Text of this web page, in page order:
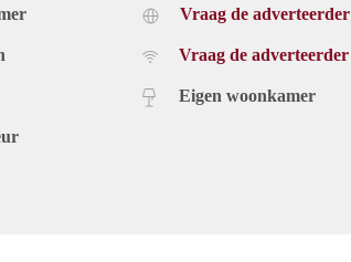
Vraag de adverteerder
Vraag de adverteerder
Eigen woonkamer